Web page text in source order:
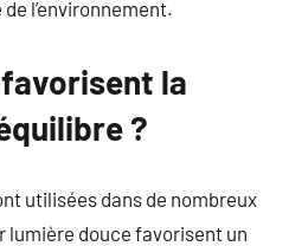
l’environnement.
la
?
utilisées dans de nombreux
lumière douce favorisent un